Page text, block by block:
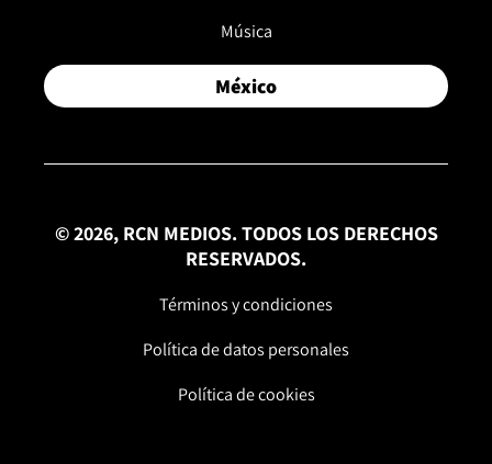
Música
México
© 2026, RCN MEDIOS. TODOS LOS DERECHOS
RESERVADOS.
Términos y condiciones
Política de datos personales
Política de cookies